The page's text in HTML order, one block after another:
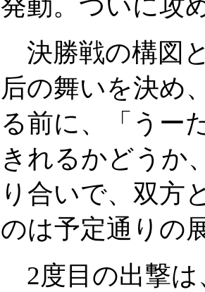
発動。ついに攻
決勝戦の構図
后の舞いを決め
る前に、「うー
きれるかどうか
り合いで、双方
のは予定通りの
2度目の出撃は